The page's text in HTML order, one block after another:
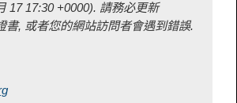
17 17:30 +0000). 請務必更新
書, 或者您的網站訪問者會遇到錯誤.